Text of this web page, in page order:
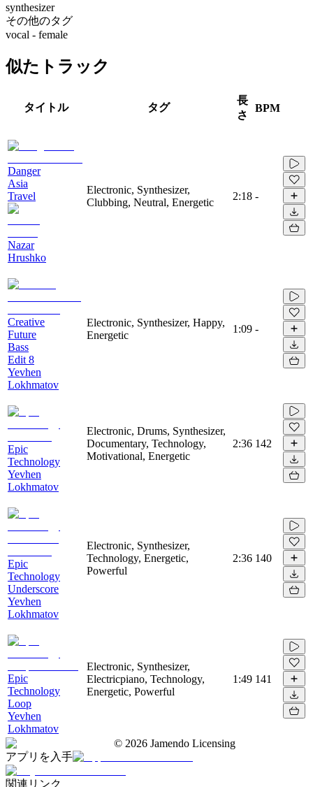
synthesizer
その他のタグ
vocal - female
似たトラック
タイトル タグ
長
さ
BPM
Danger
Asia
Travel
Nazar
Hrushko
Electronic, Synthesizer,
Clubbing, Neutral, Energetic
2:18 -
Creative
Future
Bass
Edit 8
Yevhen
Lokhmatov
Electronic, Synthesizer, Happy,
Energetic
1:09 -
Epic
Technology
Yevhen
Lokhmatov
Electronic, Drums, Synthesizer,
Documentary, Technology,
Motivational, Energetic
2:36 142
Epic
Technology
Underscore
Yevhen
Lokhmatov
Electronic, Synthesizer,
Technology, Energetic,
Powerful
2:36 140
Epic
Technology
Loop
Yevhen
Lokhmatov
Electronic, Synthesizer,
Electricpiano, Technology,
Energetic, Powerful
1:49 141
© 2026 Jamendo Licensing
アプリを入手
関連リンク